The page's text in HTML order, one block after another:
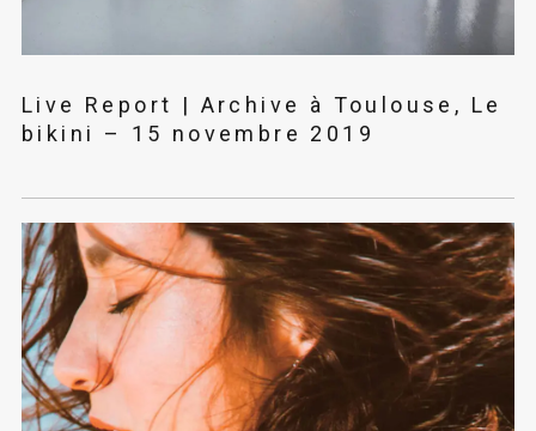
Live Report | Archive à Toulouse, Le
bikini – 15 novembre 2019